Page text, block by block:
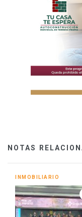
NOTAS
INMOBILIARIO